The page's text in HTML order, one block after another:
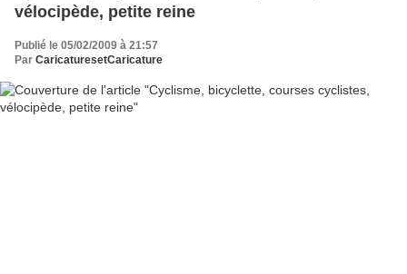
vélocipède, petite reine
Publié le 05/02/2009 à 21:57
Par CaricaturesetCaricature